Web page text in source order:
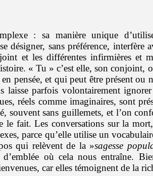
: sa manière unique
désigner, sans préférence, interfère
et les différentes infirmières et
« Tu » c’est elle, son conjoint,
en pensée, et qui peut être présent ou
laisse parfois volontairement
réels comme imaginaires, sont
souvent sans guillemets, et l’on
le fait. Les conversations sur la
parce qu’elle utilise un
qui relèvent de la »sagesse
où cela nous entraîne.
car elles témoignent de la